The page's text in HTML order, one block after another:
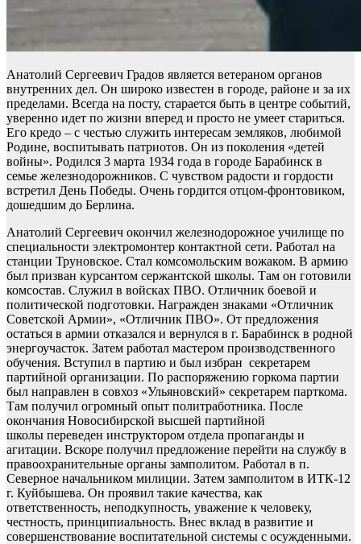
Анатолий Сергеевич Градов является ветераном органов
внутренних дел. Он широко известен в городе, районе и за их
пределами. Всегда на посту, старается быть в центре событий,
уверенно идет по жизни вперед и просто не умеет стариться.
Его кредо – с честью служить интересам земляков, любимой
Родине, воспитывать патриотов. Он из поколения «детей
войны». Родился 3 марта 1934 года в городе Барабинск в
семье железнодорожников. С чувством радости и гордости
встретил День Победы. Очень гордится отцом-фронтовиком,
дошедшим до Берлина.
Анатолий Сергеевич окончил железнодорожное училище по
специальности электромонтер контактной сети. Работал на
станции Труновское. Стал комсомольским вожаком. В армию
был призван курсантом сержантской школы. Там он готовили
комсостав. Служил в войсках ПВО. Отличник боевой и
политической подготовки. Награжден знаками «Отличник
Советской Армии», «Отличник ПВО». От предложения
остаться в армии отказался и вернулся в г. Барабинск в родной
энергоучасток. Затем работал мастером производственного
обучения. Вступил в партию и был избран секретарем
партийной организации. По распоряжению горкома партии
был направлен в совхоз «Ульяновский» секретарем парткома.
Там получил огромный опыт политработника. После
окончания Новосибирской высшей партийной
школы переведен инструктором отдела пропаганды и
агитации. Вскоре получил предложение перейти на службу в
правоохранительные органы замполитом. Работал в п.
Северное начальником милиции. Затем замполитом в ИТК-12
г. Куйбышева. Он проявил такие качества, как
ответственность, неподкупность, уважение к человеку,
честность, принципиальность. Внес вклад в развитие и
совершенствование воспитательной системы с осужденными.